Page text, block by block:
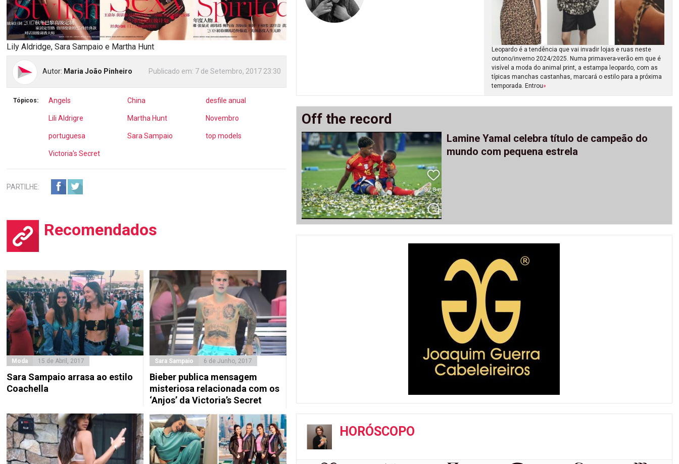
Lily Aldridge, Sara Sampaio e Martha Hunt
Autor: Maria João Pinheiro Publicado em: 7 de Setembro, 2017 23:30
Tópicos: Angels China desfile anual
Lili Aldrigre Martha Hunt Novembro
portuguesa Sara Sampaio top models
Victoria's Secret
PARTILHE:
Recomendados
Moda 15 de Abril, 2017
Sara Sampaio arrasa ao estilo
Coachella
Sara Sampaio 6 de Junho, 2017
Bieber publica mensagem
misteriosa relacionada com os
‘Anjos’ da Victoria’s Secret
Leopardo é a tendência que vai invadir lojas e ruas neste
outono/inverno 2024/2025. Numa primavera-verão em que é
visível a moda do animal print, a estampa leopardo, com as
típicas manchas castanhas, marcará o estilo para a próxima
temporada. Entrou»
Off the record
Lamine Yamal celebra título de campeão do
mundo com pequena estrela
HORÓSCOPO